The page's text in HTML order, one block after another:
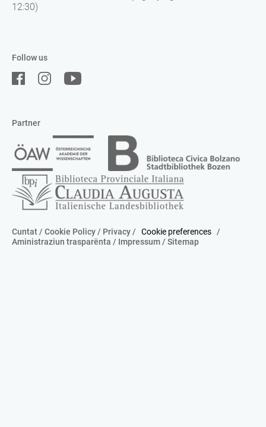
Follow us
12:30)
Partner
Cuntat/ Cookie Policy/ Privacy/ Cookie preferences /
Aministraziun trasparënta / Impressum/ Sitemap